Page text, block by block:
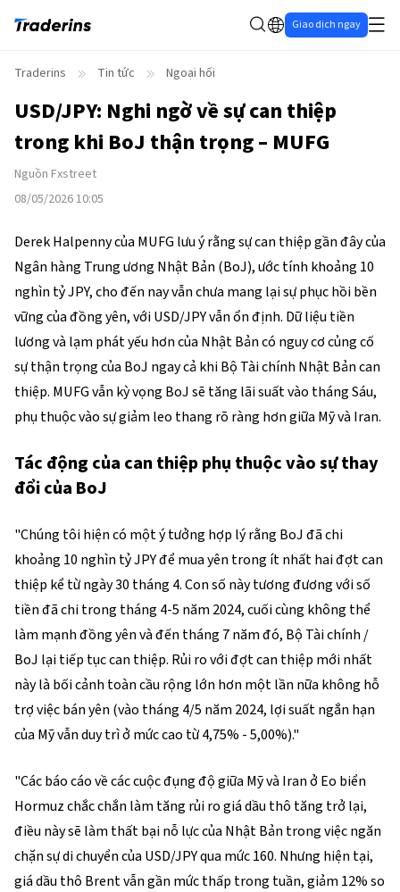
Giao dịch ngay
Traderins Tin tức Ngoại hối
USD/JPY: Nghi ngờ về sự can thiệp
trong khi BoJ thận trọng – MUFG
Nguồn Fxstreet
08/05/2026 10:05
Derek Halpenny của MUFG lưu ý rằng sự can thiệp gần đây của
Ngân hàng Trung ương Nhật Bản (BoJ), ước tính khoảng 10
nghìn tỷ JPY, cho đến nay vẫn chưa mang lại sự phục hồi bền
vững của đồng yên, với USD/JPY vẫn ổn định. Dữ liệu tiền
lương và lạm phát yếu hơn của Nhật Bản có nguy cơ củng cố
sự thận trọng của BoJ ngay cả khi Bộ Tài chính Nhật Bản can
thiệp. MUFG vẫn kỳ vọng BoJ sẽ tăng lãi suất vào tháng Sáu,
phụ thuộc vào sự giảm leo thang rõ ràng hơn giữa Mỹ và Iran.
Tác động của can thiệp phụ thuộc vào sự thay
đổi của BoJ
"Chúng tôi hiện có một ý tưởng hợp lý rằng BoJ đã chi
khoảng 10 nghìn tỷ JPY để mua yên trong ít nhất hai đợt can
thiệp kể từ ngày 30 tháng 4. Con số này tương đương với số
tiền đã chi trong tháng 4-5 năm 2024, cuối cùng không thể
làm mạnh đồng yên và đến tháng 7 năm đó, Bộ Tài chính /
BoJ lại tiếp tục can thiệp. Rủi ro với đợt can thiệp mới nhất
này là bối cảnh toàn cầu rộng lớn hơn một lần nữa không hỗ
trợ việc bán yên (vào tháng 4/5 năm 2024, lợi suất ngắn hạn
của Mỹ vẫn duy trì ở mức cao từ 4,75% - 5,00%)."
"Các báo cáo về các cuộc đụng độ giữa Mỹ và Iran ở Eo biển
Hormuz chắc chắn làm tăng rủi ro giá dầu thô tăng trở lại,
điều này sẽ làm thất bại nỗ lực của Nhật Bản trong việc ngăn
chặn sự di chuyển của USD/JPY qua mức 160. Nhưng hiện tại,
giá dầu thô Brent vẫn gần mức thấp trong tuần, giảm 12% so